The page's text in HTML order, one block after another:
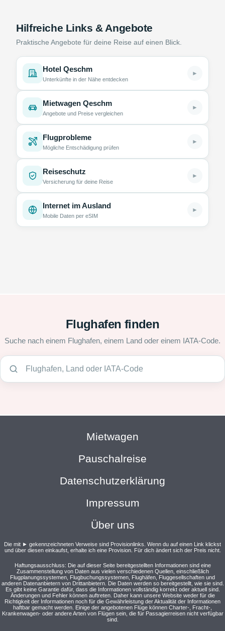
Hilfreiche Links & Angebote
Praktische Angebote für deine Reise auf einen Blick.
Hotel Qeschm
Unterkünfte in der Nähe entdecken
►
Mietwagen Qeschm
Angebote und Preise vergleichen
►
Flugprobleme
Mögliche Entschädigung prüfen
►
Reiseschutz
Versicherung für deine Reise
►
Internet im Ausland
Mobile Daten per eSIM
►
Flughafen finden
Suche nach einem Flughafen, einem Land oder einem IATA-Code.
Mietwagen
Pauschalreise
Datenschutzerklärung
Impressum
Über uns
Die mit ► gekennzeichneten Verweise sind Provisionlinks. Wenn du auf einen Link klickst
und über diesen einkaufst, erhalte ich eine Provision. Für dich ändert sich der Preis nicht.
Haftungsausschluss: Die auf dieser Seite bereitgestellten Informationen sind eine
Zusammenstellung von Daten aus vielen verschiedenen Quellen, einschließlich
Flugplanungssystemen, Flugbuchungssystemen, Flughäfen, Fluggesellschaften und
anderen Datenanbietern von Drittanbietern. Die Daten werden so bereitgestellt, wie sie sind.
Es gibt keine Garantie dafür, dass die Informationen vollständig korrekt oder aktuell sind.
Änderungen und Fehler können auftreten. Daher kann unsere Website weder für die
Richtigkeit der Informationen noch für die Gewährleistung der Aktualität der Informationen
haftbar gemacht werden. Einige der angebotenen Flüge können Charter-, Fracht-,
Krankenwagen- oder andere Arten von Flügen sein, die für Passagierreisen nicht verfügbar
sind.